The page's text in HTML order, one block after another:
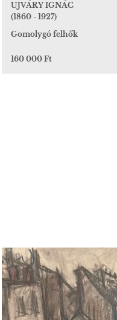
UJVÁRY IGNÁC
(1860 - 1927)
Gomolygó felhők
160 000 Ft